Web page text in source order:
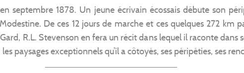
septembre 1878. Un jeune écrivain écossais débute son
De ces 12 jours de marche et ces quelques 272 km
R.L. Stevenson en fera un récit dans lequel il raconte dans
les paysages exceptionnels qu’il a côtoyés, ses péripéties, ses